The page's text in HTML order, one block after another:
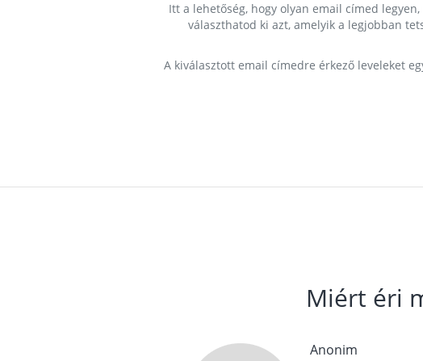
Itt a lehetőség, hogy olyan email címed
választhatod ki azt, amelyik a legjobban
A kiválasztott email címedre érkező leveleket
Miért éri
Anonim